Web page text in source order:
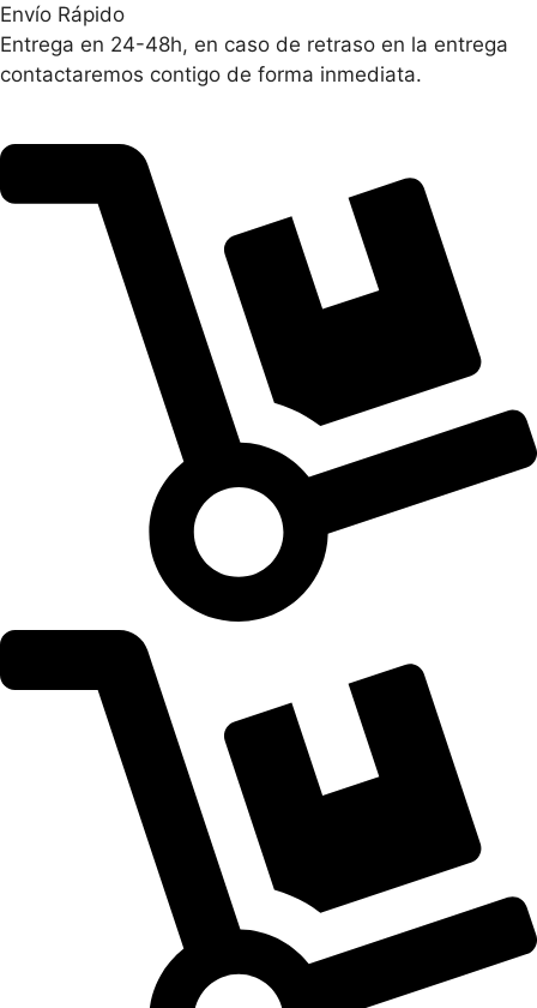
Envío Rápido
Entrega en 24-48h, en caso de retraso en la entrega
contactaremos contigo de forma inmediata.